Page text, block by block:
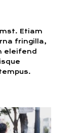
Etiam
fringilla,
eleifend